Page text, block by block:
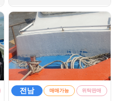
전남 매매가능 위탁판매